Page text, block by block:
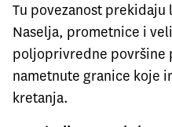
Tu povezanost
Naselja, prometnice i
poljoprivredne površine
nametnute granice koje
kretanja.